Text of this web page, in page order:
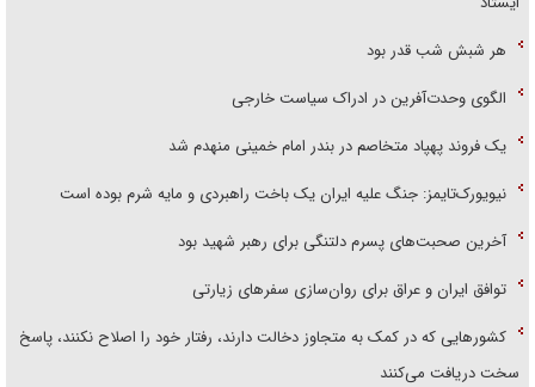
هر شبش شب قدر بود
الگوی وحدت‌آفرین در ادراک سیاست خارجی
یک فروند پهپاد متخاصم در بندر امام خمینی منهدم شد
نیویورک‌تایمز: جنگ علیه ایران یک باخت راهبردی و مایه شرم بوده است
آخرین صحبت‌های پسرم دلتنگی برای رهبر شهید بود
توافق ایران و عراق برای روان‌سازی سفر‌های زیارتی
کشور‌هایی که در کمک به متجاوز دخالت دارند، رفتار خود را اصلاح نکنند، پاسخ
سخت دریافت می‌کنند